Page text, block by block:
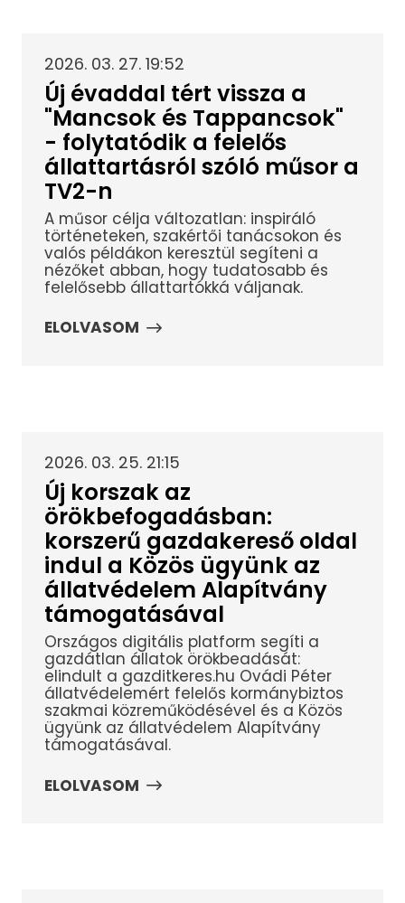
2026. 03. 27. 19:52
Új évaddal tért vissza a
"Mancsok és Tappancsok"
- folytatódik a felelős
állattartásról szóló műsor a
TV2-n
A műsor célja változatlan: inspiráló
történeteken, szakértői tanácsokon és
valós példákon keresztül segíteni a
nézőket abban, hogy tudatosabb és
felelősebb állattartókká váljanak.
ELOLVASOM
2026. 03. 25. 21:15
Új korszak az
örökbefogadásban:
korszerű gazdakereső oldal
indul a Közös ügyünk az
állatvédelem Alapítvány
támogatásával
Országos digitális platform segíti a
gazdátlan állatok örökbeadását:
elindult a gazditkeres.hu Ovádi Péter
állatvédelemért felelős kormánybiztos
szakmai közreműködésével és a Közös
ügyünk az állatvédelem Alapítvány
támogatásával.
ELOLVASOM